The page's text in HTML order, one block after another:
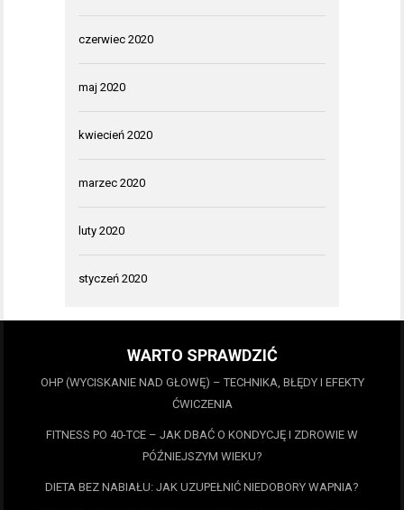
czerwiec 2020
maj 2020
kwiecień 2020
marzec 2020
luty 2020
styczeń 2020
WARTO SPRAWDZIĆ
OHP (WYCISKANIE NAD GŁOWĘ) – TECHNIKA, BŁĘDY I EFEKTY
ĆWICZENIA
FITNESS PO 40-TCE – JAK DBAĆ O KONDYCJĘ I ZDROWIE W
PÓŹNIEJSZYM WIEKU?
DIETA BEZ NABIAŁU: JAK UZUPEŁNIĆ NIEDOBORY WAPNIA?